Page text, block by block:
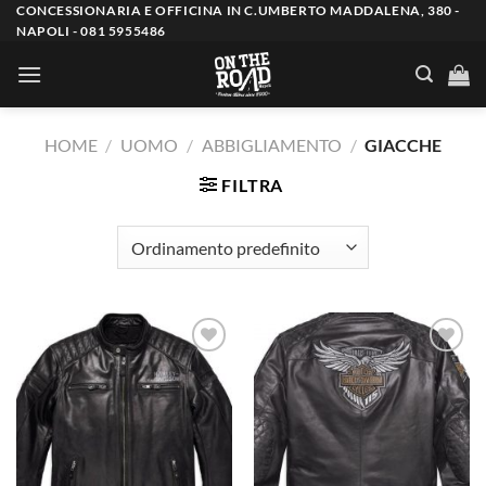
Salta
contenuti
CONCESSIONARIA E OFFICINA IN C.UMBERTO MADDALENA, 380 -
NAPOLI - 081 5955486
HOME / UOMO / ABBIGLIAMENTO / GIACCHE
FILTRA
Aggiungi
alla lista
dei
desideri
Aggiungi
alla lista
dei
desideri